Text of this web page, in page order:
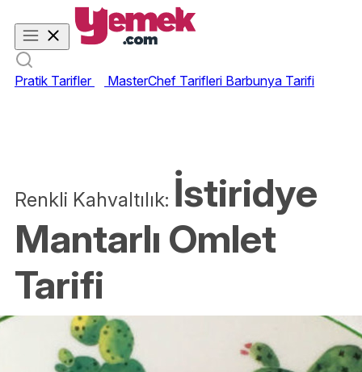
Pratik Tarifler MasterChef Tarifleri Barbunya Tarifi
Renkli Kahvaltılık: İstiridye
Mantarlı Omlet
Tarifi